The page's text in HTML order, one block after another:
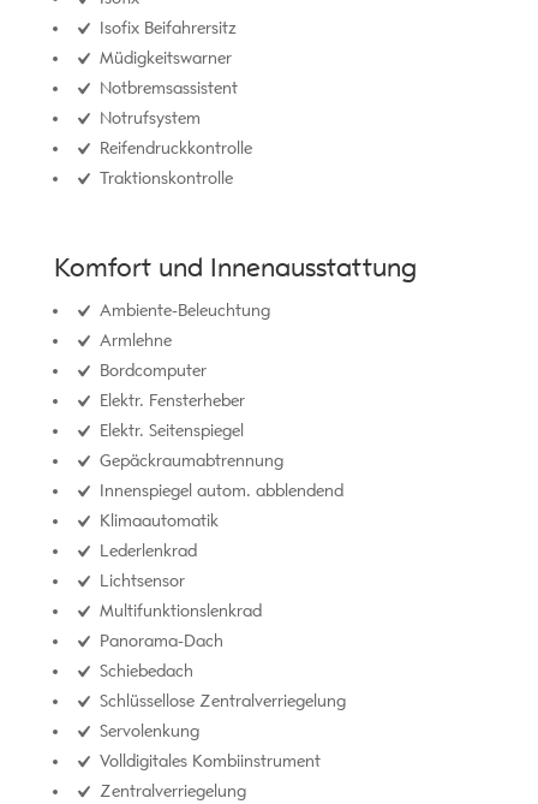
Isofix Beifahrersitz
Müdigkeitswarner
Notbremsassistent
Notrufsystem
Reifendruckkontrolle
Traktionskontrolle
Komfort und Innenausstattung
Ambiente-Beleuchtung
Armlehne
Bordcomputer
Elektr. Fensterheber
Elektr. Seitenspiegel
Gepäckraumabtrennung
Innenspiegel autom. abblendend
Klimaautomatik
Lederlenkrad
Lichtsensor
Multifunktionslenkrad
Panorama-Dach
Schiebedach
Schlüssellose Zentralverriegelung
Servolenkung
Volldigitales Kombiinstrument
Zentralverriegelung